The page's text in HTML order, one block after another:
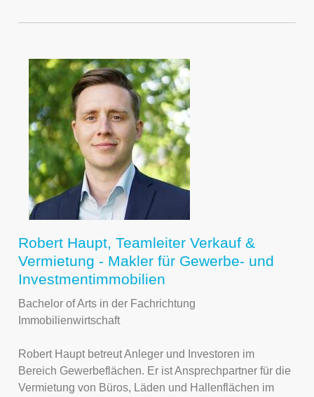
Robert Haupt, Teamleiter Verkauf &
Vermietung - Makler für Gewerbe- und
Investmentimmobilien
Bachelor of Arts in der Fachrichtung
Immobilienwirtschaft
Robert Haupt betreut Anleger und Investoren im
Bereich Gewerbeflächen. Er ist Ansprechpartner für die
Vermietung von Büros, Läden und Hallenflächen im